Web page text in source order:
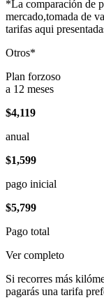
*La comparación de
mercado,tomada de
tarifas aqui
Otros*
Plan forzoso
a 12 meses
$4,119
anual
$1,599
pago inicial
$5,799
Pago total
Ver completo
Si recorres más
pagarás una tarifa